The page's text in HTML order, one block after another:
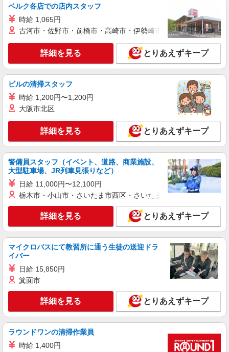
ベルク各店での店内スタッフ
時給 1,065円
古河市・佐野市・前橋市・高崎市・伊勢崎市・太田市・館林市
詳細を見る とりあえずキープ
ビルの清掃スタッフ
時給 1,200円〜1,200円
大阪市北区
詳細を見る とりあえずキープ
警備員スタッフ（イベント、道路、商業施設、
大型駐車場、JR列車見張りなど）
日給 11,000円〜12,100円
栃木市・小山市・さいたま市西区・さいたま市岩槻区・久喜市・
詳細を見る とりあえずキープ
マイクロバスにて教習所に通う生徒の送迎ドラ
イバー
日給 15,850円
箕面市
詳細を見る とりあえずキープ
ラウンドワンの清掃作業員
時給 1,400円